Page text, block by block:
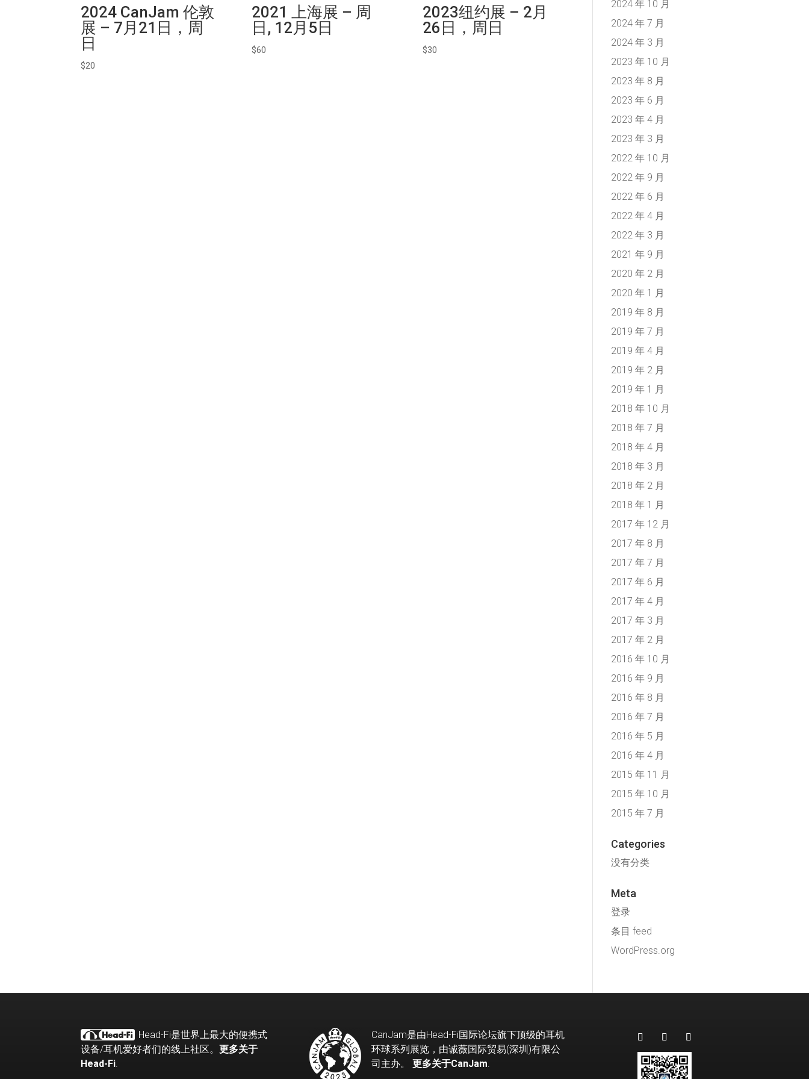
2024 CanJam 伦敦
展 – 7月21日，周
日
$20
2021 上海展 – 周
日, 12月5日
$60
2023纽约展 – 2月
26日，周日
$30
2024 年 10 月
2024 年 7 月
2024 年 3 月
2023 年 10 月
2023 年 8 月
2023 年 6 月
2023 年 4 月
2023 年 3 月
2022 年 10 月
2022 年 9 月
2022 年 6 月
2022 年 4 月
2022 年 3 月
2021 年 9 月
2020 年 2 月
2020 年 1 月
2019 年 8 月
2019 年 7 月
2019 年 4 月
2019 年 2 月
2019 年 1 月
2018 年 10 月
2018 年 7 月
2018 年 4 月
2018 年 3 月
2018 年 2 月
2018 年 1 月
2017 年 12 月
2017 年 8 月
2017 年 7 月
2017 年 6 月
2017 年 4 月
2017 年 3 月
2017 年 2 月
2016 年 10 月
2016 年 9 月
2016 年 8 月
2016 年 7 月
2016 年 5 月
2016 年 4 月
2015 年 11 月
2015 年 10 月
2015 年 7 月
Categories
没有分类
Meta
登录
条目 feed
WordPress.org
Head-Fi是世界上最大的便携式
设备/耳机爱好者们的线上社区。更多关于
Head-Fi.
CanJam是由Head-Fi国际论坛旗下顶级的耳机
环球系列展览，由诚薇国际贸易(深圳)有限公
司主办。更多关于CanJam.